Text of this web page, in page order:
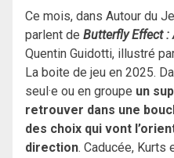
Ce mois, dans Autour du
parlent de Butterfly Effect :
Quentin Guidotti, illustré
La boite de jeu en 2025.
seul·e ou en groupe un
retrouver dans une
des choix qui vont
direction. Caducée, Kurts